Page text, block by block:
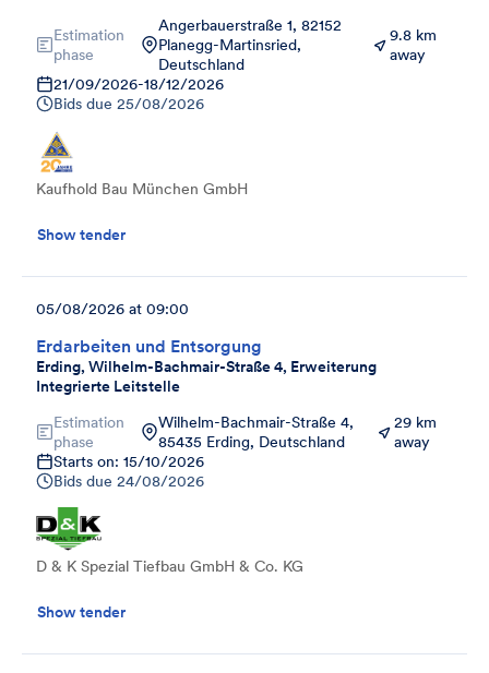
Estimation
phase
Angerbauerstraße 1, 82152
Planegg-Martinsried,
Deutschland
9.8 km
away
21/09/2026-18/12/2026
Bids due 25/08/2026
Kaufhold Bau München GmbH
Show tender
Erdarbeiten und Entsorgung
Erding, Wilhelm-Bachmair-Straße 4, Erweiterung
Integrierte Leitstelle
05/08/2026 at 09:00
Estimation
phase
Wilhelm-Bachmair-Straße 4,
85435 Erding, Deutschland
29 km
away
Starts on: 15/10/2026
Bids due 24/08/2026
D & K Spezial Tiefbau GmbH & Co. KG
Show tender